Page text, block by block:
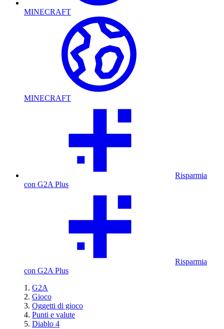
MINECRAFT
MINECRAFT
Risparmia
con G2A Plus
Risparmia
con G2A Plus
G2A
Gioco
Oggetti di gioco
Punti e valute
Diablo 4